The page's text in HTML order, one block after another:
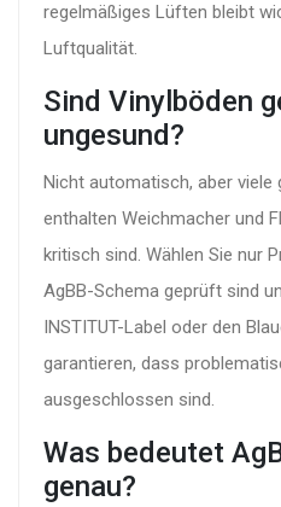
regelmäßiges Lüften bleibt
Luftqualität.
Sind Vinylböden
ungesund?
Nicht automatisch, aber viele
enthalten Weichmacher und
kritisch sind. Wählen Sie nur
AgBB-Schema geprüft sind
INSTITUT-Label oder den
garantieren, dass
ausgeschlossen sind.
Was bedeutet
genau?